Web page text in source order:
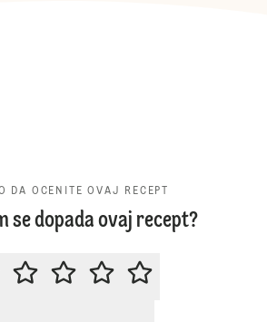
DA OCENITE OVAJ RECEPT
se dopada ovaj recept?
MOLIMO DA OCENITE OVAJ